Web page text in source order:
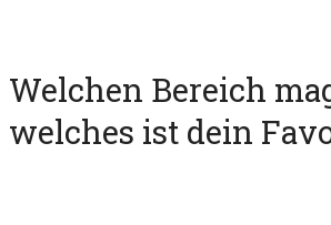
Welchen Bereich
welches ist dein